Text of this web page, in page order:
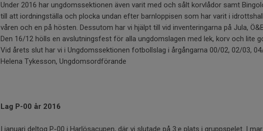
Under 2016 har ungdomssektionen även varit med och sålt korvlådor samt
till att iordningställa och plocka undan efter barnloppisen som har varit i
våren och en på hösten. Dessutom har vi hjälpt till vid inventeringarna på Jula,
Den 16/12 hölls en avslutningsfest för alla ungdomslagen med lek, korv och lite
Vid årets slut har vi i Ungdomssektionen fotbollslag i årgångarna 00/02, 02/03,
Helena Tykesson, Ungdomsordförande
Lag P-00 år 2016
I januari deltog P-00 i Harlösacupen, där vi slutade på 3:e plats i gruppspelet. I